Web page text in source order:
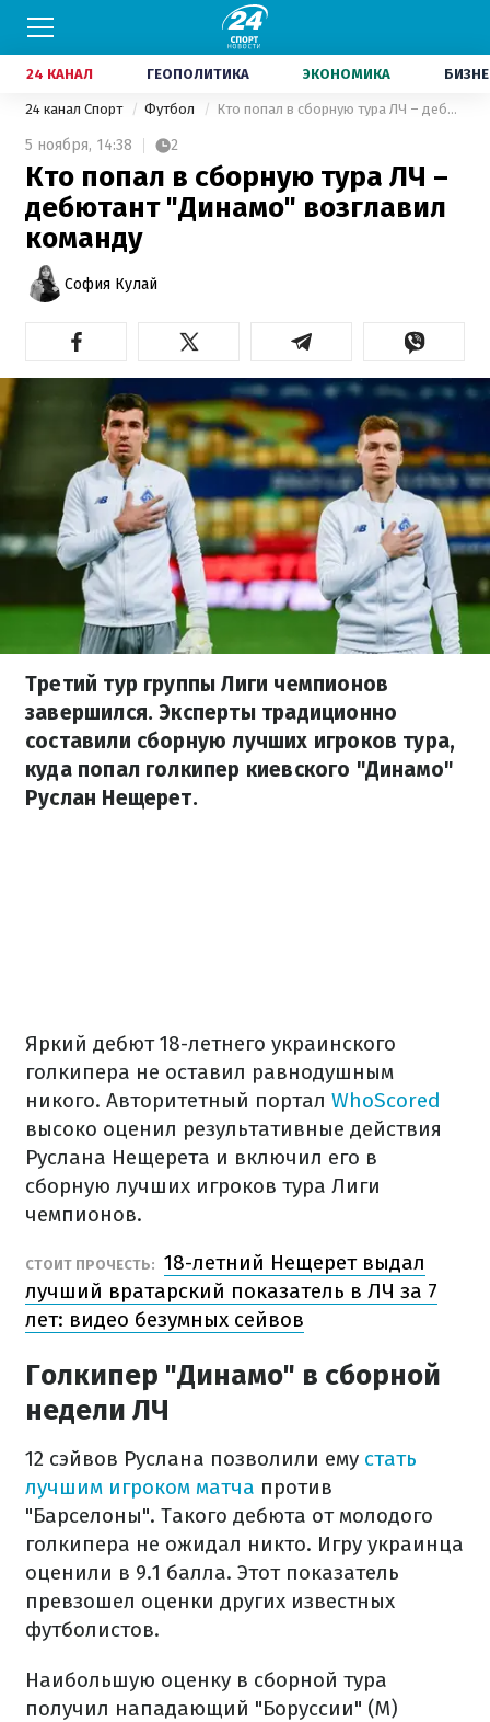
24 КАНАЛ ГЕОПОЛИТИКА ЭКОНОМИКА
24 канал Спорт Футбол Кто попал в сборную тура ЛЧ – дебютант "Динамо" возглавил команду
5 ноября, 14:38 2
Кто попал в сборную тура ЛЧ –
дебютант "Динамо" возглавил
команду
София Кулай
Третий тур группы Лиги чемпионов
завершился. Эксперты традиционно
составили сборную лучших игроков тура,
куда попал голкипер киевского "Динамо"
Руслан Нещерет.
Яркий дебют 18-летнего украинского
голкипера не оставил равнодушным
никого. Авторитетный портал WhoScored
высоко оценил результативные действия
Руслана Нещерета и включил его в
сборную лучших игроков тура Лиги
чемпионов.
СТОИТ ПРОЧЕСТЬ: 18-летний Нещерет выдал
лучший вратарский показатель в ЛЧ за 7
лет: видео безумных сейвов
Голкипер "Динамо" в сборной
недели ЛЧ
12 сэйвов Руслана позволили ему стать
лучшим игроком матча против
"Барселоны". Такого дебюта от молодого
голкипера не ожидал никто. Игру украинца
оценили в 9.1 балла. Этот показатель
превзошел оценки других известных
футболистов.
Наибольшую оценку в сборной тура
получил нападающий "Боруссии" (М)